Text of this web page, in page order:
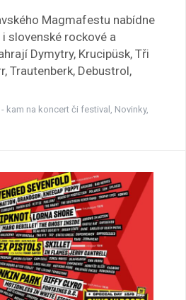
Magmafestu nabídne
slovenské rockové a
Dymytry, Krucipüsk, Tři
Trautenberk, Debustrol,
kam na koncert či festival , Novinky,